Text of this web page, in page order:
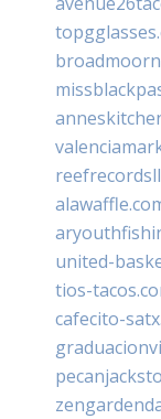
united-
tios-
cafecito-